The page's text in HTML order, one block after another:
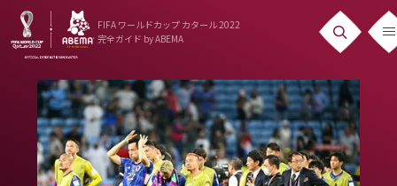
FIFA ワールドカップ カタール 2022
完全ガイド by ABEMA
ニュース
News
出場国